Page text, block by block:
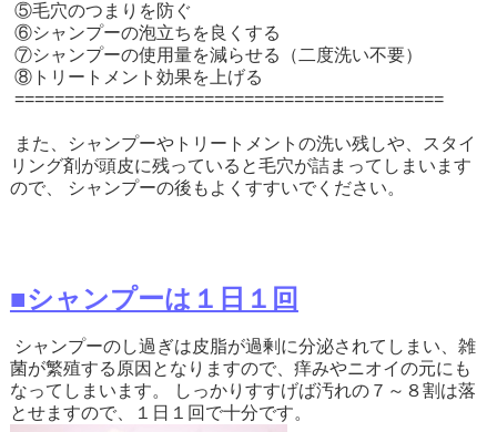
⑤毛穴のつまりを防ぐ
⑥シャンプーの泡立ちを良くする
⑦シャンプーの使用量を減らせる（二度洗い不要）
⑧トリートメント効果を上げる
===========================================
また、シャンプーやトリートメントの洗い残しや、スタイ
リング剤が頭皮に残っていると毛穴が詰まってしまいます
ので、 シャンプーの後もよくすすいでください。
■シャンプーは１日１回
シャンプーのし過ぎは皮脂が過剰に分泌されてしまい、雑
菌が繁殖する原因となりますので、痒みやニオイの元にも
なってしまいます。 しっかりすすげば汚れの７～８割は落
とせますので、１日１回で十分です。